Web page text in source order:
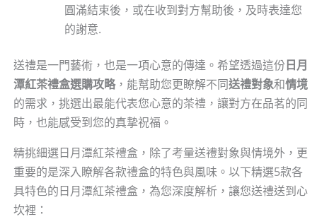
圓滿結束後，或在收到對方幫助後，及時表達您
的謝意.
送禮是一門藝術，也是一項心意的傳達。希望透過這份日月
潭紅茶禮盒選購攻略，能幫助您更瞭解不同送禮對象和情境
的需求，挑選出最能代表您心意的茶禮，讓對方在品茗的同
時，也能感受到您的真摯祝福。
精挑細選日月潭紅茶禮盒，除了考量送禮對象與情境外，更
重要的是深入瞭解各款禮盒的特色與風味。以下精選5款各
具特色的日月潭紅茶禮盒，為您深度解析，讓您送禮送到心
坎裡：